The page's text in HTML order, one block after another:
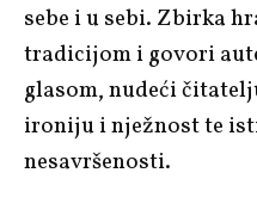
sebe i u sebi. Zbirka
tradicijom i govori
glasom, nudeći
ironiju i nježnost te
nesavršenosti.